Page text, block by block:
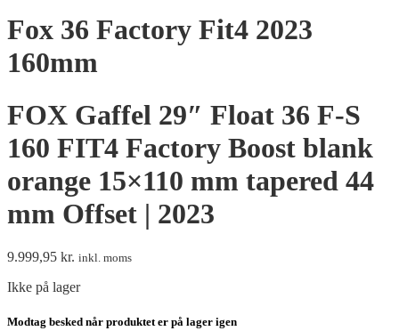
Fox 36 Factory Fit4 2023
160mm
FOX Gaffel 29″ Float 36 F-S
160 FIT4 Factory Boost blank
orange 15×110 mm tapered 44
mm Offset | 2023
9.999,95 kr. inkl. moms
Ikke på lager
Modtag besked når produktet er på lager igen